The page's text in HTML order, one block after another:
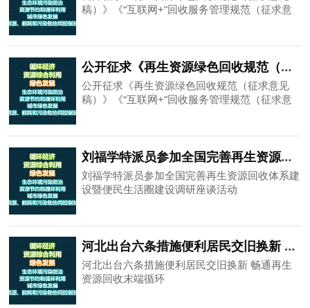
稿）》《“互联网+”回收服务管理规范（征求意
公开征求《再生资源绿色回收规范（征求意见稿）》《“互联网+”回收服务管理规范（征求意见稿）》《废塑料回收指南（征求意见稿）》行业标准意见
公开征求《再生资源绿色回收规范（征求意见
稿）》《“互联网+”回收服务管理规范（征求意
刘福学特派员参加全国完善再生资源回收体系建设暨便民生活圈建设调研座谈活动
刘福学特派员参加全国完善再生资源回收体系建
设暨便民生活圈建设调研座谈活动
河北出台六条措施便利居民交旧换新 畅通再生资源回收末端循环
河北出台六条措施便利居民交旧换新 畅通再生
资源回收末端循环